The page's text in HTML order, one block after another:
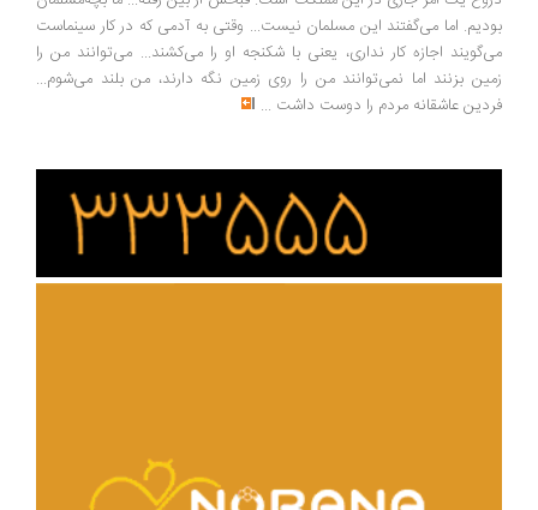
اما می‌گفتند این مسلمان نیست... وقتی به آدمی که در کار سینماست
اجازه کار نداری، یعنی با شکنجه او را می‌کشند... می‌توانند من را
بزنند اما نمی‌توانند من را روی زمین نگه دارند، من بلند می‌شوم...
عاشقانه مردم را دوست داشت ...